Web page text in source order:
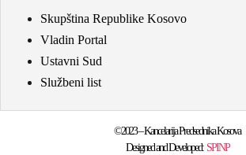
Skupština Republike Kosovo
Vladin Portal
Ustavni Sud
Službeni list
©2023 – Kancelarija Predsednika Kosova
Designed and Developed: SPINP